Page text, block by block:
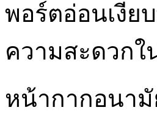
พอร์ตอ่อนเงี
ความสะดวกใ
หน้ากากอนามั